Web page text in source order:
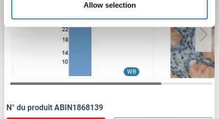
Allow selection
WB
N° du produit ABIN1868139